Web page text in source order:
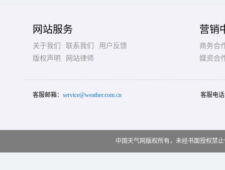
网站服务
关于我们 联系我们
用户反馈
版权声明
网站律师
营销
商务合
媒资合
客服邮箱： service@weather.com.cn 客服电
中国天气网版权所有，未经书面授权